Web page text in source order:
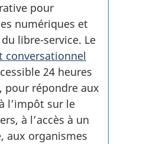
pour
numériques et
libre-service. Le
conversationnel
24 heures
pour répondre aux
l’impôt sur le
à l’accès à un
aux organismes